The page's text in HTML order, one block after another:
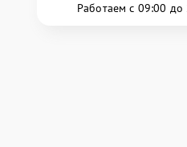
Работаем с 09:00 до